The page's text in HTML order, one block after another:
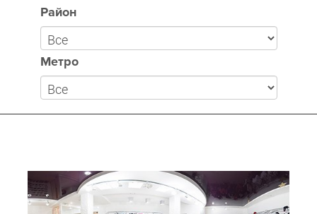
Район
Метро